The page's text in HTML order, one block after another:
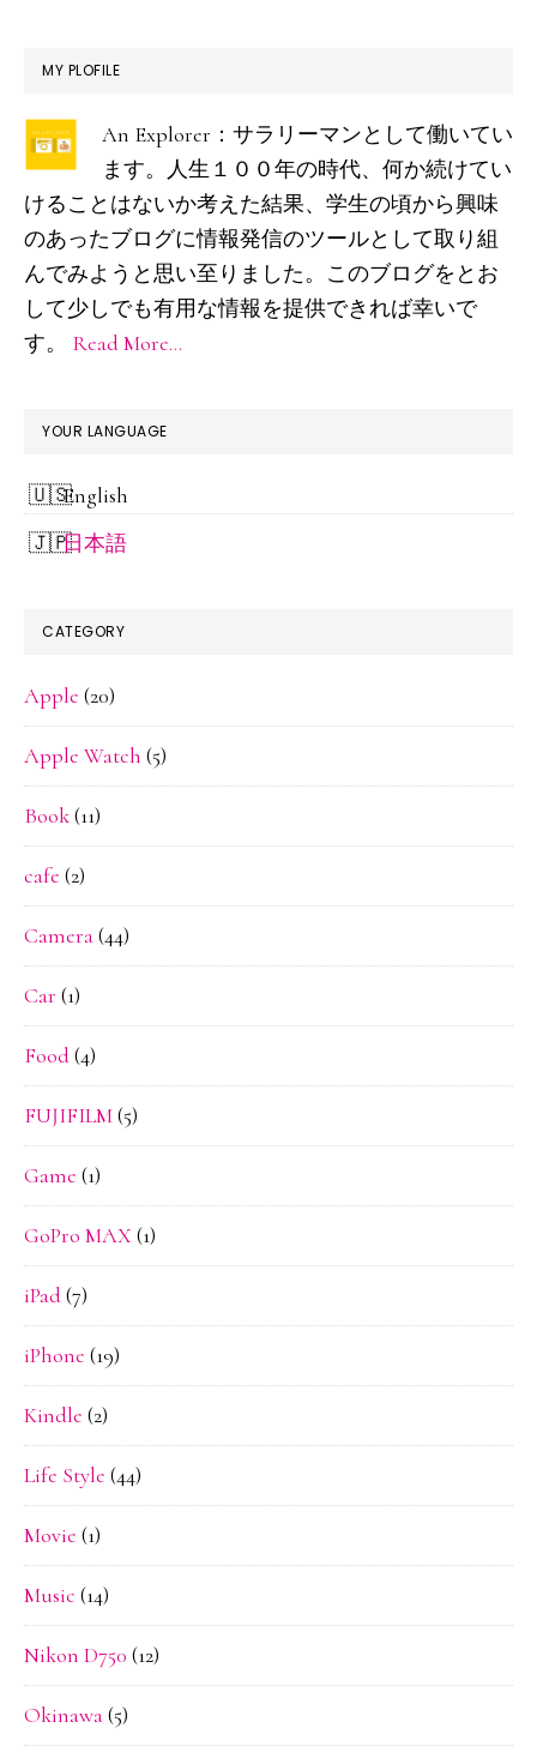
最
初
の
サ
イ
ド
バ
ー
MY PLOFILE
An Explorer：サラリーマンとして働いてい
ます。人生１００年の時代、何か続けてい
けることはないか考えた結果、学生の頃から興味
のあったブログに情報発信のツールとして取り組
んでみようと思い至りました。このブログをとお
して少しでも有用な情報を提供できれば幸いで
す。 Read More…
YOUR LANGUAGE
English
日本語
CATEGORY
Apple (20)
Apple Watch (5)
Book(11)
cafe (2)
Camera(44)
Car (1)
Food(4)
FUJIFILM(5)
Game (1)
GoPro MAX(1)
iPad(7)
iPhone (19)
Kindle (2)
Life Style (44)
Movie (1)
Music (14)
Nikon D750 (12)
Okinawa(5)